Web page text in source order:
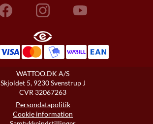
WATTOO.DK A/S
Skjoldet 5, 9230 Svenstrup J
CVR 32067263
Persondatapolitik
Cookie information